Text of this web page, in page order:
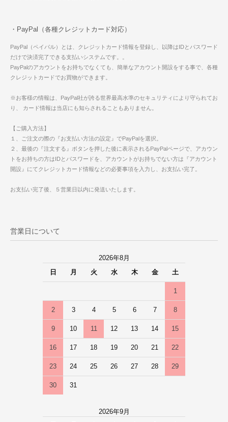
・PayPal（各種クレジットカード対応）
PayPal（ペイパル）とは、クレジットカード情報を登録し、以降はIDとパスワード
だけで決済完了できる支払いシステムです。。
PayPalのアカウントをお持ちでなくても、簡単なアカウント開設をする事で、各種
クレジットカードでお買物ができます。
※お客様の情報は、PayPal社が誇る世界最高水準のセキュリティにより守られてお
り、 カード情報は当店にも知らされることもありません。
【ご購入方法】
１、ご注文の際の『お支払い方法の設定』でPayPalを選択。
２、最後の『注文する』ボタンを押した後に表示されるPayPalページで、アカウン
トをお持ちの方はIDとパスワードを、アカウントがお持ちでない方は『アカウント
開設』にてクレジットカード情報などの必要事項を入力し、お支払い完了。
お支払い完了後、５営業日以内に発送いたします。
営業日について
2026年8月
日
月 火 水 木 金 土
1
2 3 4 5 6 7 8
9 10 11 12 13 14 15
16 17 18 19 20 21 22
23 24 25 26 27 28 29
30 31
2026年9月